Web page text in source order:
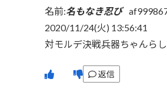
名前:名もなき忍び
2020/11/24(火) 13:56:41
対モルデ決戦兵器ちゃんら
返信